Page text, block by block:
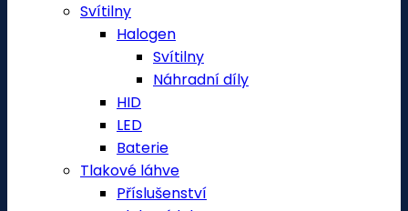
Svítilny
Halogen
Svítilny
Náhradní díly
HID
LED
Baterie
Tlakové láhve
Příslušenství